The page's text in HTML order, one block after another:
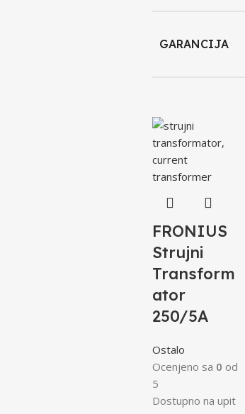
GARANCIJA
FRONIUS
Strujni
Transform
ator
250/5A
Ostalo
Ocenjeno sa 0 od
5
Dostupno na upit